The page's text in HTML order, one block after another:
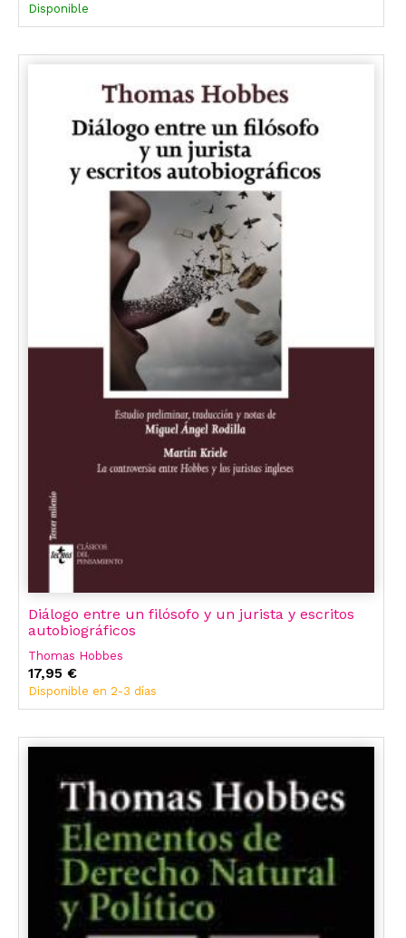
Disponible
Diálogo entre un filósofo y un jurista y escritos
autobiográficos
Thomas Hobbes
17,95 €
Disponible en 2-3 días